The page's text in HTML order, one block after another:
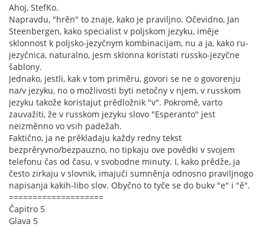
Ahoj, StefKo.
Napravdu, "hrěn" to znaje, kako je praviljno. Očevidno, Jan
Steenbergen, kako specialist v poljskom jezyku, iměje
sklonnost k poljsko-jezyčnym kombinacijam, nu a ja, kako ru-
jezyčnica, naturalno, jesm sklonna koristati russko-jezyčne
šablony.
Jednako, jestli, kak v tom priměru, govori se ne o govorenju
na/v jezyku, no o možlivosti byti netočny v njem, v russkom
jezyku takože koristajut prědložnik "v". Pokromě, varto
zauvažiti, že v russkom jezyku slovo "Esperanto" jest
neizměnno vo vsih padežah.
Faktično, ja ne prěkladaju každy redny tekst
bezprěryvno/bezpauzno, no tipkaju ove povědki v svojem
telefonu čas od času, v svobodne minuty. I, kako prědže, ja
često zirkaju v slovnik, imajuči sumněnja odnosno praviljnogo
napisanja kakih-libo slov. Obyčno to tyče se do bukv "e" i "ě".
====================
Ĉapitro 5
Glava 5